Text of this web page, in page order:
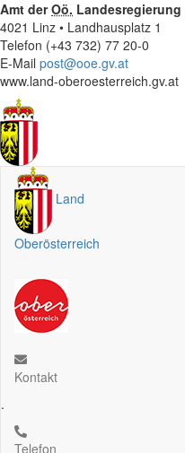
Amt derOö. Landesregierung
4021 Linz • Landhausplatz 1
Telefon (+43 732) 77 20-0
E-Mail post@ooe.gv.at
www.land-oberoesterreich.gv.at
Land
Oberösterreich
Kontakt
.
Telefon